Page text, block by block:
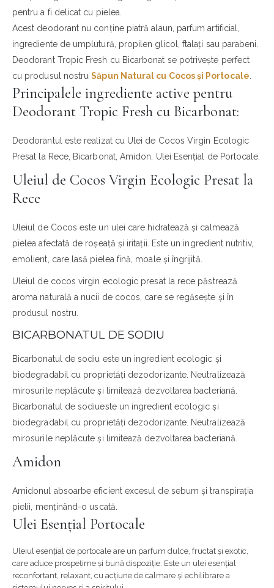
pentru a fi delicat cu pielea.
Acest deodorant nu conține piatră alaun, parfum artificial,
ingrediente de umplutură, propilen glicol, ftalați sau parabeni.
Deodorant Tropic Fresh cu Bicarbonat se potrivește perfect
cu produsul nostruSăpun Natural cu Cocos și Portocale.
Principalele ingrediente active pentru
Deodorant Tropic Fresh cu Bicarbonat:
Deodorantul este realizat cu Ulei de Cocos Virgin Ecologic
Presat la Rece, Bicarbonat, Amidon, Ulei Esențial de Portocale.
Uleiul de Cocos Virgin Ecologic Presat la
Rece
Uleiul de Cocos este un ulei care hidratează și calmează
pielea afectată de roșeață și iritații. Este un ingredient nutritiv,
emolient, care lasă pielea fină, moale și îngrijită.
Uleiul de cocos virgin ecologic presat la rece păstrează
aroma naturală a nucii de cocos, care se regăsește și în
produsul nostru.
BICARBONATUL DE SODIU
Bicarbonatul de sodiu este un ingredient ecologic și
biodegradabil cu proprietăți dezodorizante. Neutralizează
mirosurile neplăcute și limitează dezvoltarea bacteriană.
Bicarbonatul de sodiueste un ingredient ecologic și
biodegradabil cu proprietăți dezodorizante. Neutralizează
mirosurile neplăcute și limitează dezvoltarea bacteriană.
Amidon
Amidonul absoarbe eficient excesul de sebum și transpirația
pielii, menținând-o uscată.
Ulei Esențial Portocale
Uleiul esențial de portocale are un parfum dulce, fructat și exotic,
care aduce prospețime și bună dispoziție. Este un ulei esențial
reconfortant, relaxant, cu acțiune de calmare și echilibrare a